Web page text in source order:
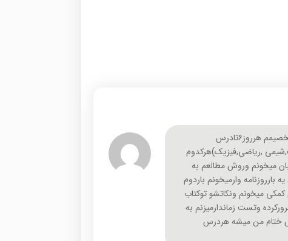
سلام من پشت کنکوریم وتوکانون ثبت نام کردم وتوبرنامه شخصیمم هرروز۶تادرس
۴تااختصاصی (زیست,شیمی ,ریاضی,فیزیک)هرکدوم
وزبان میخونم وروش مطالعم به
وارمیخونم باردوم
کمکی میخونم ونکاتشو توکتاب
وتست زماندارمیزنم به
ختام من میشه هردرس